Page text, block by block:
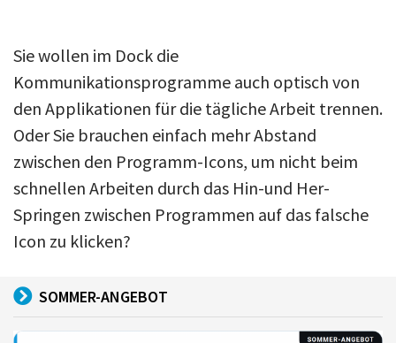
Sie wollen im Dock die
Kommunikationsprogramme auch optisch von
den Applikationen für die tägliche Arbeit trennen.
Oder Sie brauchen einfach mehr Abstand
zwischen den Programm-Icons, um nicht beim
schnellen Arbeiten durch das Hin-und Her-
Springen zwischen Programmen auf das falsche
Icon zu klicken?
SOMMER-ANGEBOT